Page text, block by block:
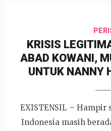
KRISIS
ABAD KOWANI,
UNTUK NANNY
EXISTENSIL –
Indonesia masih